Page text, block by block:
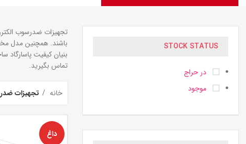
STOCK STATUS
در حراج
موجود
تجهیزات ضدرسوب
بنیان کیفیت
تماس بگیرید.
خانه تجهیزات
داغ